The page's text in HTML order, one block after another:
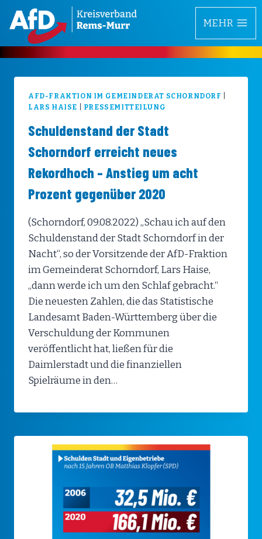
Inhalt
springen
MEHR
AFD-FRAKTION IM GEMEINDERAT SCHORNDORF
LARS HAISE
PRESSEMITTEILUNG
Schuldenstand der Stadt
Schorndorf erreicht neues
Rekordhoch – Anstieg um acht
Prozent gegenüber 2020
(Schorndorf, 09.08.2022) „Schau ich auf den
Schuldenstand der Stadt Schorndorf in der
Nacht“, so der Vorsitzende der AfD-Fraktion
im Gemeinderat Schorndorf, Lars Haise,
„dann werde ich um den Schlaf gebracht.“
Die neuesten Zahlen, die das Statistische
Landesamt Baden-Württemberg über die
Verschuldung der Kommunen
veröffentlicht hat, ließen für die
Daimlerstadt und die finanziellen
Spielräume in den…